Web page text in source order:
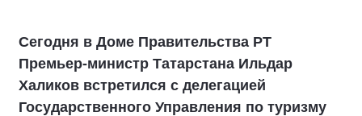
Сегодня в Доме Правительства РТ
Премьер-министр Татарстана Ильдар
Халиков встретился с делегацией
Государственного Управления по туризму